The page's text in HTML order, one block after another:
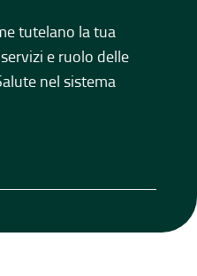
tutelano la tua
e ruolo delle
nel sistema